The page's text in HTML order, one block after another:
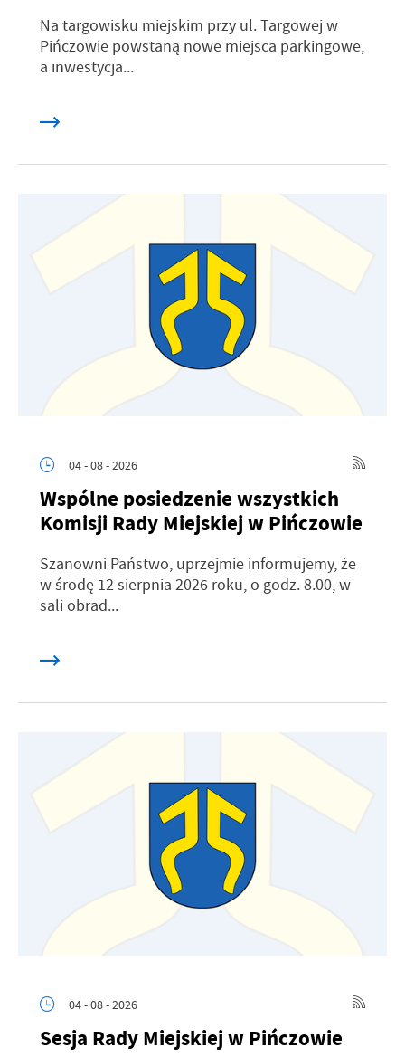
Na targowisku miejskim przy ul. Targowej w
Pińczowie powstaną nowe miejsca parkingowe,
a inwestycja...
04 - 08 - 2026
Wspólne posiedzenie wszystkich
Komisji Rady Miejskiej w Pińczowie
Szanowni Państwo, uprzejmie informujemy, że
w środę 12 sierpnia 2026 roku, o godz. 8.00, w
sali obrad...
04 - 08 - 2026
Sesja Rady Miejskiej w Pińczowie